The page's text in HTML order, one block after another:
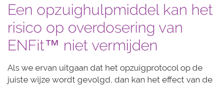
Een opzuighulpmiddel kan het
risico op overdosering van
ENFit™ niet vermijden
Als we ervan uitgaan dat het opzuigprotocol op de
juiste wijze wordt gevolgd, dan kan het effect van de